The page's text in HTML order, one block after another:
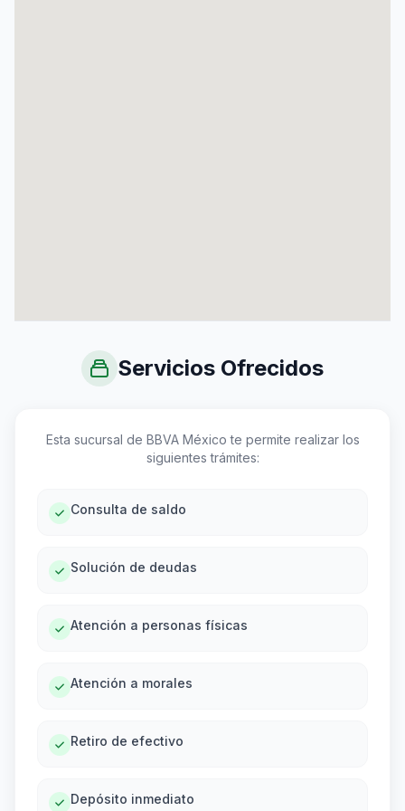
Servicios Ofrecidos
Esta sucursal de BBVA México te permite realizar los
siguientes trámites:
Consulta de saldo
Solución de deudas
Atención a personas físicas
Atención a morales
Retiro de efectivo
Depósito inmediato